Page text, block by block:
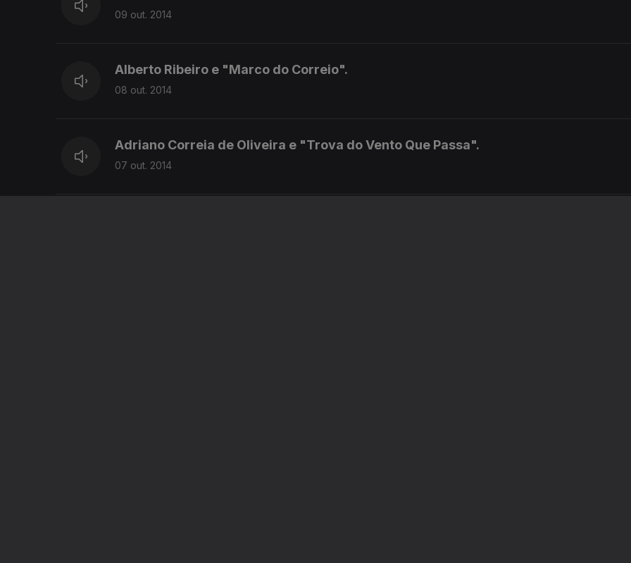
09 out. 2014
Alberto Ribeiro e "Marco do Correio".
08 out. 2014
Adriano Correia de Oliveira e "Trova do Vento Que Passa".
07 out. 2014